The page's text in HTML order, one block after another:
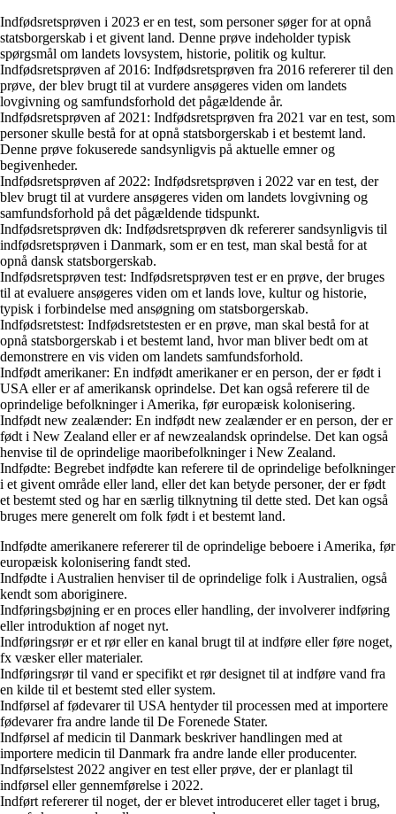
Indfødsretsprøven i 2023 er en test, som personer søger for at opnå
statsborgerskab i et givent land. Denne prøve indeholder typisk
spørgsmål om landets lovsystem, historie, politik og kultur.
Indfødsretsprøven af 2016: Indfødsretsprøven fra 2016 refererer til den
prøve, der blev brugt til at vurdere ansøgeres viden om landets
lovgivning og samfundsforhold det pågældende år.
Indfødsretsprøven af 2021: Indfødsretsprøven fra 2021 var en test, som
personer skulle bestå for at opnå statsborgerskab i et bestemt land.
Denne prøve fokuserede sandsynligvis på aktuelle emner og
begivenheder.
Indfødsretsprøven af 2022: Indfødsretsprøven i 2022 var en test, der
blev brugt til at vurdere ansøgeres viden om landets lovgivning og
samfundsforhold på det pågældende tidspunkt.
Indfødsretsprøven dk: Indfødsretsprøven dk refererer sandsynligvis til
indfødsretsprøven i Danmark, som er en test, man skal bestå for at
opnå dansk statsborgerskab.
Indfødsretsprøven test: Indfødsretsprøven test er en prøve, der bruges
til at evaluere ansøgeres viden om et lands love, kultur og historie,
typisk i forbindelse med ansøgning om statsborgerskab.
Indfødsretstest: Indfødsretstesten er en prøve, man skal bestå for at
opnå statsborgerskab i et bestemt land, hvor man bliver bedt om at
demonstrere en vis viden om landets samfundsforhold.
Indfødt amerikaner: En indfødt amerikaner er en person, der er født i
USA eller er af amerikansk oprindelse. Det kan også referere til de
oprindelige befolkninger i Amerika, før europæisk kolonisering.
Indfødt new zealænder: En indfødt new zealænder er en person, der er
født i New Zealand eller er af newzealandsk oprindelse. Det kan også
henvise til de oprindelige maoribefolkninger i New Zealand.
Indfødte: Begrebet indfødte kan referere til de oprindelige befolkninger
i et givent område eller land, eller det kan betyde personer, der er født
et bestemt sted og har en særlig tilknytning til dette sted. Det kan også
bruges mere generelt om folk født i et bestemt land.
Indfødte amerikanere refererer til de oprindelige beboere i Amerika, før
europæisk kolonisering fandt sted.
Indfødte i Australien henviser til de oprindelige folk i Australien, også
kendt som aboriginere.
Indføringsbøjning er en proces eller handling, der involverer indføring
eller introduktion af noget nyt.
Indføringsrør er et rør eller en kanal brugt til at indføre eller føre noget,
fx væsker eller materialer.
Indføringsrør til vand er specifikt et rør designet til at indføre vand fra
en kilde til et bestemt sted eller system.
Indførsel af fødevarer til USA hentyder til processen med at importere
fødevarer fra andre lande til De Forenede Stater.
Indførsel af medicin til Danmark beskriver handlingen med at
importere medicin til Danmark fra andre lande eller producenter.
Indførselstest 2022 angiver en test eller prøve, der er planlagt til
indførsel eller gennemførelse i 2022.
Indført refererer til noget, der er blevet introduceret eller taget i brug,